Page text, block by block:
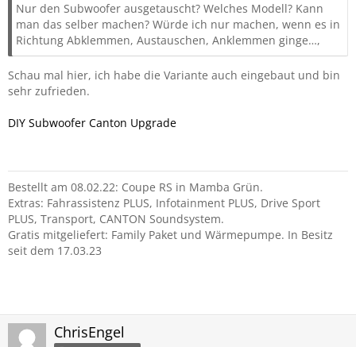
Nur den Subwoofer ausgetauscht? Welches Modell? Kann
man das selber machen? Würde ich nur machen, wenn es in
Richtung Abklemmen, Austauschen, Anklemmen ginge…,
Schau mal hier, ich habe die Variante auch eingebaut und bin
sehr zufrieden.
DIY Subwoofer Canton Upgrade
Bestellt am 08.02.22: Coupe RS in Mamba Grün.
Extras: Fahrassistenz PLUS, Infotainment PLUS, Drive Sport
PLUS, Transport, CANTON Soundsystem.
Gratis mitgeliefert: Family Paket und Wärmepumpe. In Besitz
seit dem 17.03.23
ChrisEngel